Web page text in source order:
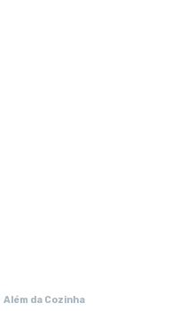
Além da Cozinha